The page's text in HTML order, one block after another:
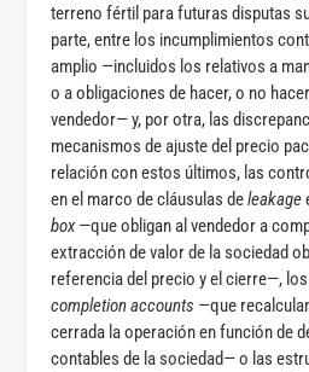
terreno fértil para futuras disputas
parte, entre los incumplimientos
amplio —incluidos los relativos a
o a obligaciones de hacer, o no
vendedor— y, por otra, las
mecanismos de ajuste del precio
relación con estos últimos, las
en el marco de cláusulas deleakage
box—‍que obligan al vendedor a
extracción de valor de la sociedad
referencia del precio y el cierre—,
completion accounts —que
cerrada la operación en función de
contables de la sociedad— o las